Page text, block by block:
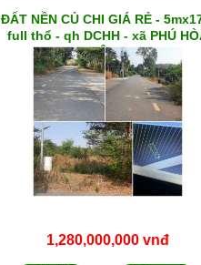
ĐẤT NỀN CỦ CHI GIÁ RẺ -
full thổ - qh DCHH - xã PHÚ
ĐÔNG
1,280,000,000 vnđ